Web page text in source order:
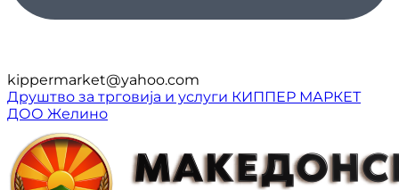
kippermarket@yahoo.com
Друштво за трговија и услуги КИППЕР МАРКЕТ
ДОО Желино